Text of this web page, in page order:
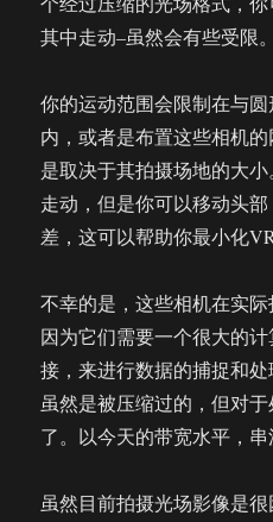
其中走动–虽然会有些受限。
你的运动范围会限制在与
内，或者是布置这些相机
是取决于其拍摄场地的大
走动，但是你可以移动头
差，这可以帮助你最小化
不幸的是，这些相机在实
因为它们需要一个很大的
接，来进行数据的捕捉和
虽然是被压缩过的，但对
了。以今天的带宽水平，串
虽然目前拍摄光场影像是